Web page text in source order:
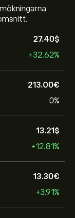
27.40‎$‎
+32.62%
213.00‎€‎
0%
13.21‎$‎
+12.81%
13.30‎€‎
+3.91%